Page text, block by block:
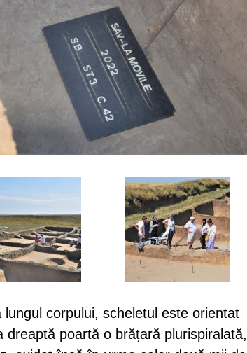
corpului, scheletul este orientat
poartă o brățară plurispiralată,